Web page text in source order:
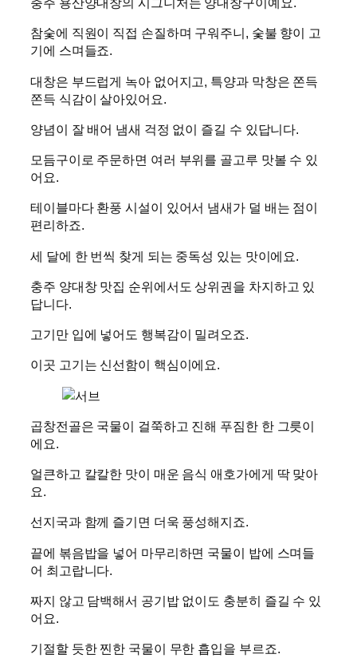
참숯에 직원이 직접 손질하며 구워주니, 숯불 향이 고
기에 스며들죠.
대창은 부드럽게 녹아 없어지고, 특양과 막창은 쫀득
쫀득 식감이 살아있어요.
양념이 잘 배어 냄새 걱정 없이 즐길 수 있답니다.
모듬구이로 주문하면 여러 부위를 골고루 맛볼 수 있
어요.
테이블마다 환풍 시설이 있어서 냄새가 덜 배는 점이
편리하죠.
세 달에 한 번씩 찾게 되는 중독성 있는 맛이에요.
충주 양대창 맛집 순위에서도 상위권을 차지하고 있
답니다.
고기만 입에 넣어도 행복감이 밀려오죠.
이곳 고기는 신선함이 핵심이에요.
곱창전골은 국물이 걸쭉하고 진해 푸짐한 한 그릇이
에요.
얼큰하고 칼칼한 맛이 매운 음식 애호가에게 딱 맞아
요.
선지국과 함께 즐기면 더욱 풍성해지죠.
끝에 볶음밥을 넣어 마무리하면 국물이 밥에 스며들
어 최고랍니다.
짜지 않고 담백해서 공기밥 없이도 충분히 즐길 수 있
어요.
기절할 듯한 찐한 국물이 무한 흡입을 부르죠.